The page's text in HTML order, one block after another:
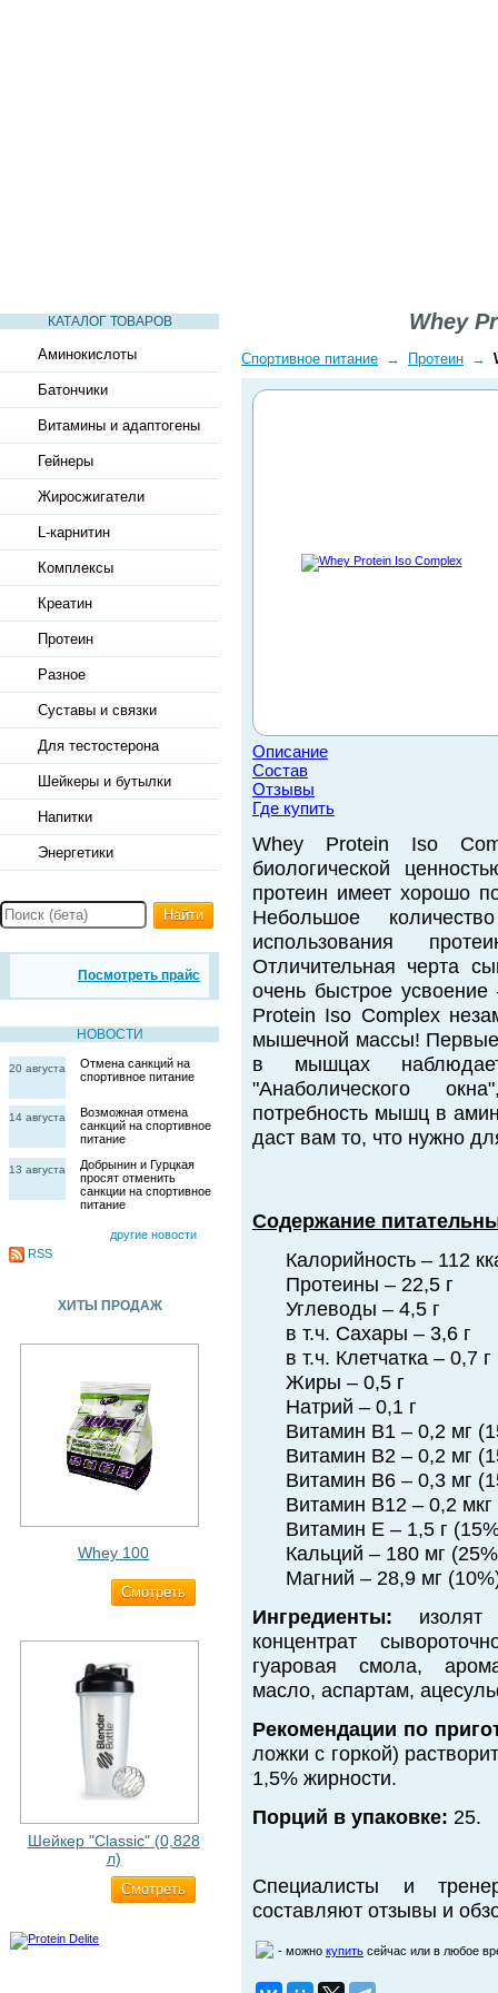
КАТАЛОГ ТОВАРОВ
Аминокислоты
Батончики
Витамины и адаптогены
Гейнеры
Жиросжигатели
L-карнитин
Комплексы
Креатин
Протеин
Разное
Суставы и связки
Для тестостерона
Шейкеры и бутылки
Напитки
Энергетики
Найти
Посмотреть прайс
НОВОСТИ
20 августа
Отмена санкций на
спортивное питание
14 августа
Возможная отмена
санкций на спортивное
питание
13 августа
Добрынин и Гурцкая
просят отменить
санкции на спортивное
питание
другие новости
RSS
ХИТЫ ПРОДАЖ
Whey 100
Cмотреть
Шейкер "Classic" (0,828
л)
Cмотреть
Whey
Спортивное питание → Протеин →
Описание
Состав
Отзывы
Где купить
Whey Protein Iso
биологической
протеин имеет хорошо
Небольшое
использования
Отличительная черта
очень быстрое
Protein Iso Complex
мышечной массы! Первые
в мышцах
"Анаболического
потребность мышц в
даст вам то, что нужно
Содержание
Калорийность – 112
Протеины – 22,5 г
Углеводы – 4,5 г
в т.ч. Сахары – 3,6 г
в т.ч. Клетчатка – 0,7 г
Жиры – 0,5 г
Натрий – 0,1 г
Витамин В1 – 0,2 мг
Витамин В2 – 0,2 мг
Витамин В6 – 0,3 мг
Витамин В12 – 0,2 мкг
Витамин Е – 1,5 г
Кальций – 180 мг
Магний – 28,9 мг
Ингредиенты: изолят
концентрат
гуаровая смола,
масло, аспартам,
Рекомендации по
ложки с горкой)
1,5% жирности.
Порций в упаковке: 25.
Специалисты и
составляют отзывы и
- можно купить сейчас или в любое